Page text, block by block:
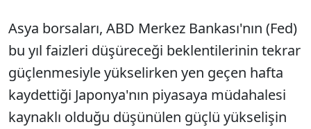
Asya borsaları, ABD Merkez Bankası'nın (Fed)
bu yıl faizleri düşüreceği beklentilerinin tekrar
güçlenmesiyle yükselirken yen geçen hafta
kaydettiği Japonya'nın piyasaya müdahalesi
kaynaklı olduğu düşünülen güçlü yükselişin